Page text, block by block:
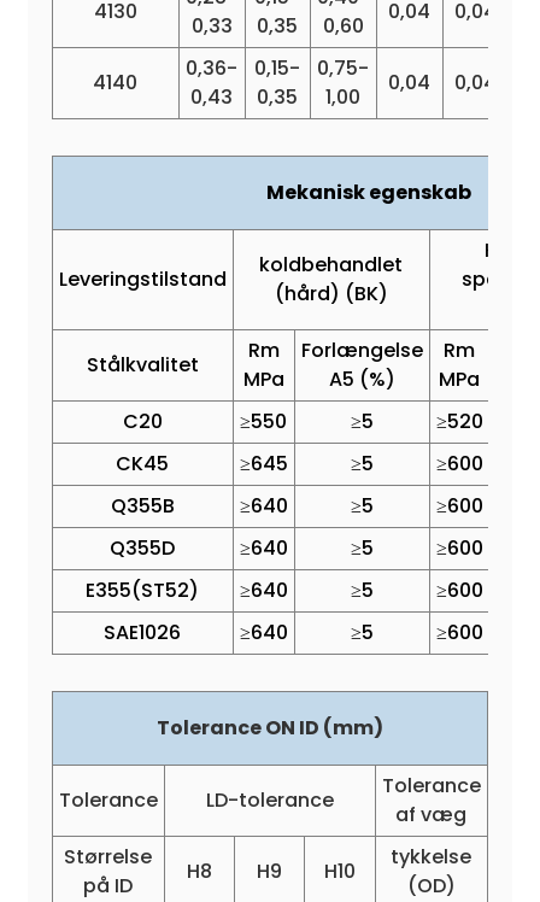
4130
0,33
0,35
0,60
0,04 0,04
4140
0,36-
0,43
0,15-
0,35
0,75-
1,00
0,04 0,04
Mekanisk egenskab
Leveringstilstand
koldbehandlet
(hård) (BK)
Stålkvalitet
Rm
MPa
Forlængelse
A5 (%)
Rm
MPa
C20
≥550 ≥5 ≥520
CK45
≥645 ≥5 ≥600
Q355B
≥640 ≥5 ≥600
Q355D
≥640 ≥5 ≥600
E355(ST52)
≥640 ≥5 ≥600
SAE1026
≥640 ≥5 ≥600
Tolerance ON ID (mm)
Tolerance LD-tolerance
Tolerance
af væg
Størrelse
på ID
H8 H9 H10
tykkelse
(OD)